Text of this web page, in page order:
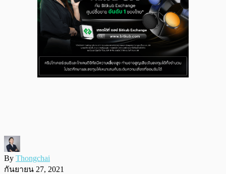
By Thongchai
กันยายน 27, 2021